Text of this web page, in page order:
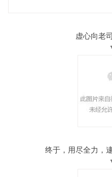
虚心向老
终于，用尽全力，